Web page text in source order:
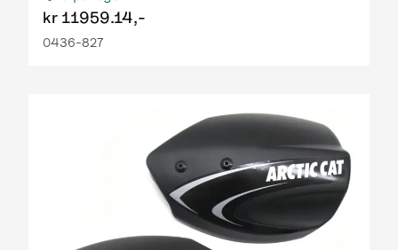
kr 11959.14,-
0436-827